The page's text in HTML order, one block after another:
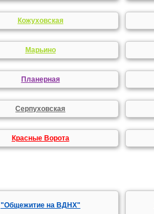
Кожуховская
Марьино
Планерная
Серпуховская
Красные Ворота
"Общежитие на ВДНХ"